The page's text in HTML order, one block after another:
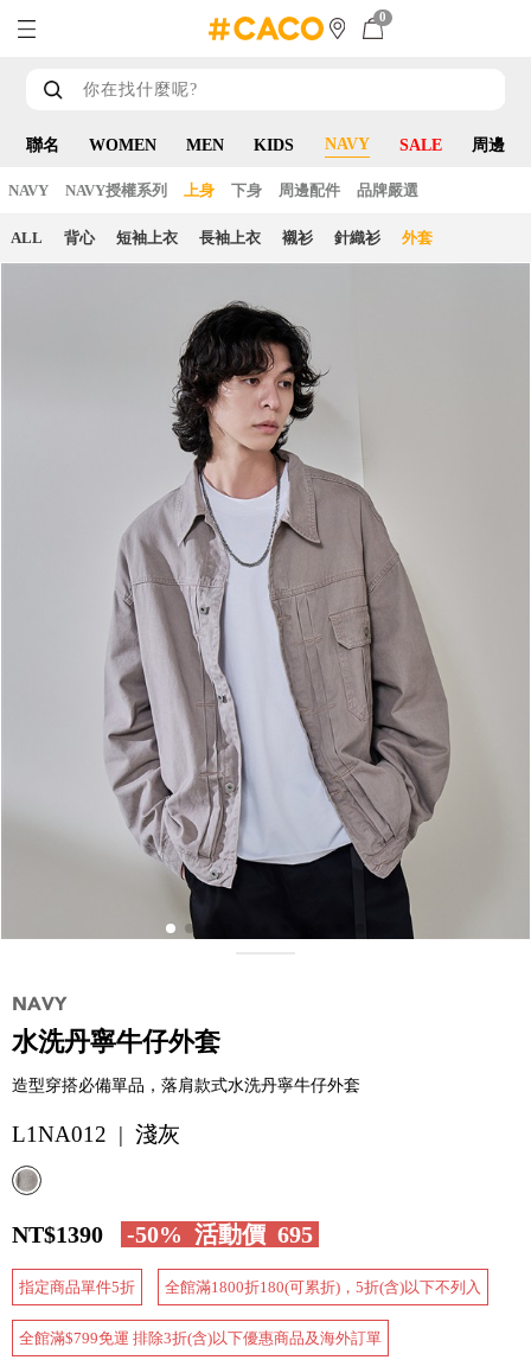
0
聯名 WOMEN MEN KIDS NAVY SALE 周邊
NAVY NAVY授權系列 上身 下身 周邊配件 品牌嚴選
ALL 背心 短袖上衣 長袖上衣 襯衫 針織衫 外套
水洗丹寧牛仔外套
造型穿搭必備單品，落肩款式水洗丹寧牛仔外套
L1NA012 | 淺灰
NT$1390 -50% 活動價 695
指定商品單件5折 全館滿1800折180(可累折)，5折(含)以下不列入
全館滿$799免運 排除3折(含)以下優惠商品及海外訂單